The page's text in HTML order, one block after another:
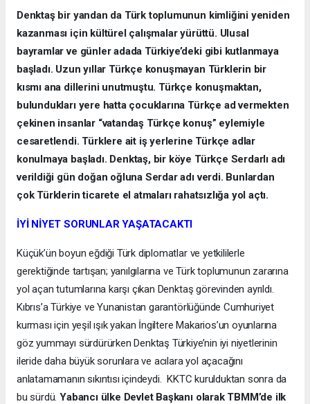
Denktaş bir yandan da Türk toplumunun kimliğini yeniden
kazanması için kültürel çalışmalar yürüttü. Ulusal
bayramlar ve günler adada Türkiye’deki gibi kutlanmaya
başladı. Uzun yıllar Türkçe konuşmayan Türklerin bir
kısmı ana dillerini unutmuştu. Türkçe konuşmaktan,
bulundukları yere hatta çocuklarına Türkçe ad vermekten
çekinen insanlar “vatandaş Türkçe konuş” eylemiyle
cesaretlendi. Türklere ait iş yerlerine Türkçe adlar
konulmaya başladı. Denktaş, bir köye Türkçe Serdarlı adı
verildiği gün doğan oğluna Serdar adı verdi. Bunlardan
çok Türklerin ticarete el atmaları rahatsızlığa yol açtı.
İYİ NİYET SORUNLAR YAŞATACAKTI
Küçük’ün boyun eğdiği Türk diplomatlar ve yetkililerle
gerektiğinde tartışan; yanılgılarına ve Türk toplumunun zararına
yol açan tutumlarına karşı çıkan Denktaş görevinden ayrıldı.
Kıbrıs’a Türkiye ve Yunanistan garantörlüğünde Cumhuriyet
kurması için yeşil ışık yakan İngiltere Makarios’un oyunlarına
göz yummayı sürdürürken Denktaş Türkiye’nin iyi niyetlerinin
ileride daha büyük sorunlara ve acılara yol açacağını
anlatamamanın sıkıntısı içindeydi. KKTC kurulduktan sonra da
bu sürdü.Yabancı ülke Devlet Başkanı olarak TBMM’de ilk